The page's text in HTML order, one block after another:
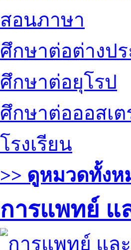
สอนภาษา
ศึกษาต่อต่างปร
ศึกษาต่อยุโรป
ศึกษาต่อออสเต
โรงเรียน
>> ดูหมวดทั้งห
การแพทย์ แ